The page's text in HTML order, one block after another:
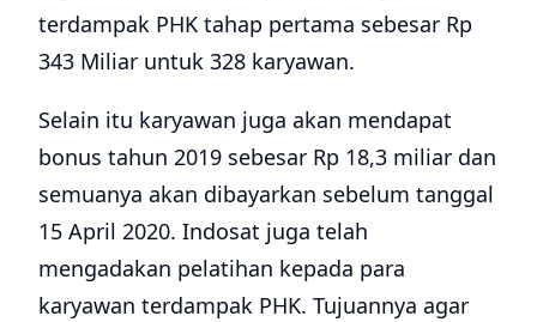
terdampak PHK tahap pertama sebesar Rp
343 Miliar untuk 328 karyawan.
Selain itu karyawan juga akan mendapat
bonus tahun 2019 sebesar Rp 18,3 miliar dan
semuanya akan dibayarkan sebelum tanggal
15 April 2020. Indosat juga telah
mengadakan pelatihan kepada para
karyawan terdampak PHK. Tujuannya agar